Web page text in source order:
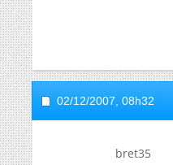
02/12/2007, 08h32
bret35